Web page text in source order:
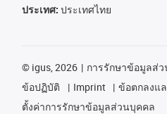
ประเทศ: ประเทศไทย
© igus, 2026 การรักษาข้อมูลส่
ข้อปฏิบัติ
Imprint
ข้อตกลงแ
ตั้งค่าการรักษาข้อมูลส่วนบุคคล